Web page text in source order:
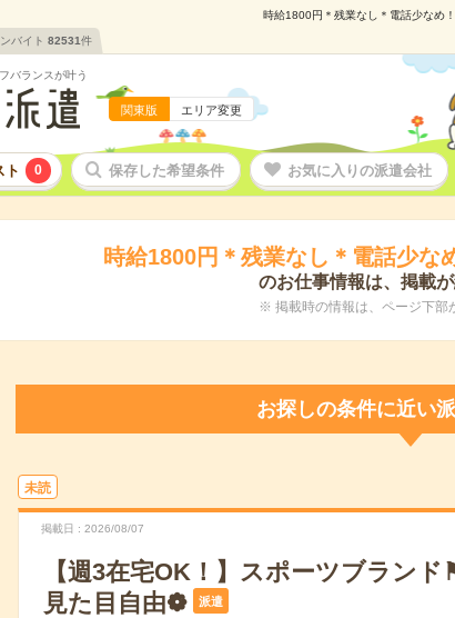
時給1800円＊残業なし＊電話少なめ
バイト 82531件
バランスが叶う
関東版 エリア変更
ト 0 保存した希望条件 お気に入りの派遣会社
時給1800円＊残業なし＊電話少な
のお仕事情報は、掲載が
※ 掲載時の情報は、ページ下部
お探しの条件に近い
未読
掲載日 2026/08/07
【週3在宅OK！】スポーツブラン
見た目自由❁
派遣